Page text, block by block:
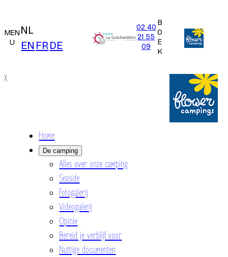
MEN
U
NL
EN FRDE
02 40
21 55
09
B
O
E
K
X
Home
De camping
Alles over onze camping
Seaside
Fotogalerij
Videogalerij
Opinie
Bereid je verblijf voor
Nuttige documenten